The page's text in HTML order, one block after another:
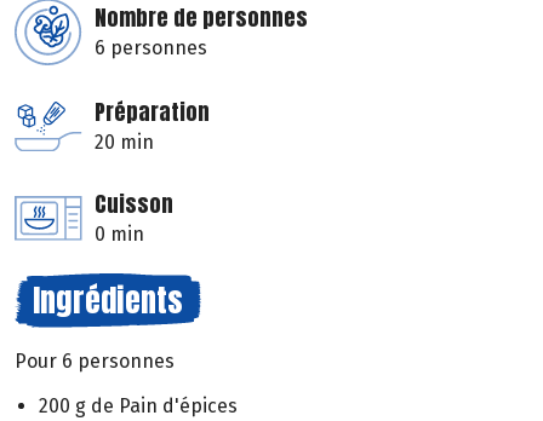
Nombre de personnes
6 personnes
Préparation
20 min
Cuisson
0 min
Ingrédients
Pour 6 personnes
200 g de Pain d'épices